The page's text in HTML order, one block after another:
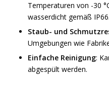
Temperaturen von -30
wasserdicht gemäß IP66.
Staub- und
Umgebungen wie
Einfache Reinigung:
abgespült werden.